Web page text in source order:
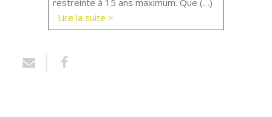
Faire un donLire la suite >